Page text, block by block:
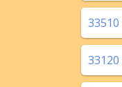
33510
33120